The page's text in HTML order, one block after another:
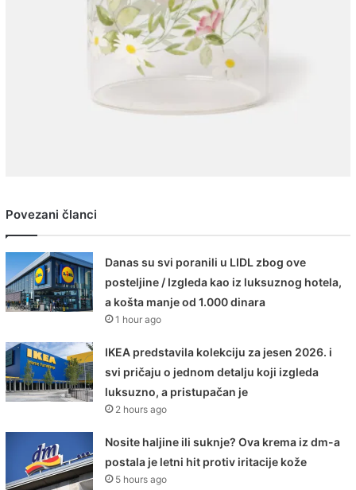
Povezani članci
Danas su svi poranili u LIDL zbog ove
posteljine / Izgleda kao iz luksuznog hotela,
a košta manje od 1.000 dinara
1 hour ago
IKEA predstavila kolekciju za jesen 2026. i
svi pričaju o jednom detalju koji izgleda
luksuzno, a pristupačan je
2 hours ago
Nosite haljine ili suknje? Ova krema iz dm-a
postala je letni hit protiv iritacije kože
5 hours ago